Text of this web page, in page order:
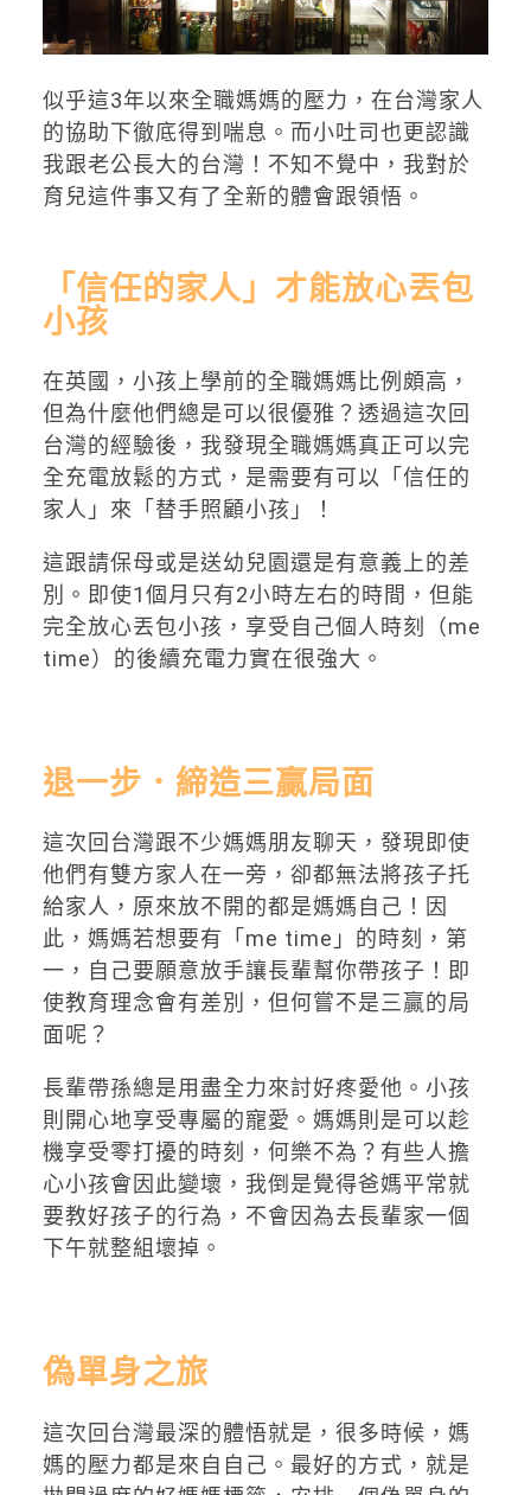
似乎這3年以來全職媽媽的壓力，在台灣家人
的協助下徹底得到喘息。而小吐司也更認識
我跟老公長大的台灣！不知不覺中，我對於
育兒這件事又有了全新的體會跟領悟。
「信任的家人」才能放心丟包
小孩
在英國，小孩上學前的全職媽媽比例頗高，
但為什麼他們總是可以很優雅？透過這次回
台灣的經驗後，我發現全職媽媽真正可以完
全充電放鬆的方式，是需要有可以「信任的
家人」來「替手照顧小孩」！
這跟請保母或是送幼兒園還是有意義上的差
別。即使1個月只有2小時左右的時間，但能
完全放心丟包小孩，享受自己個人時刻（me
time）的後續充電力實在很強大。
退一步．締造三贏局面
這次回台灣跟不少媽媽朋友聊天，發現即使
他們有雙方家人在一旁，卻都無法將孩子托
給家人，原來放不開的都是媽媽自己！因
此，媽媽若想要有「me time」的時刻，第
一，自己要願意放手讓長輩幫你帶孩子！即
使教育理念會有差別，但何嘗不是三贏的局
面呢？
長輩帶孫總是用盡全力來討好疼愛他。小孩
則開心地享受專屬的寵愛。媽媽則是可以趁
機享受零打擾的時刻，何樂不為？有些人擔
心小孩會因此變壞，我倒是覺得爸媽平常就
要教好孩子的行為，不會因為去長輩家一個
下午就整組壞掉。
偽單身之旅
這次回台灣最深的體悟就是，很多時候，媽
媽的壓力都是來自自己。最好的方式，就是